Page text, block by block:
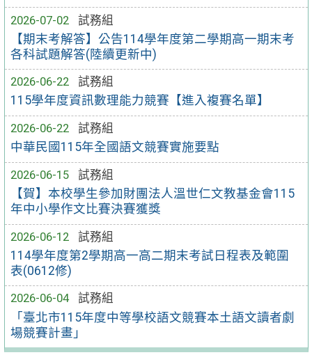
2026-07-02
試務組
【期末考解答】公告114學年度第二學期高一期末考
各科試題解答(陸續更新中)
2026-06-22
試務組
115學年度資訊數理能力競賽【進入複賽名單】
2026-06-22
試務組
中華民國115年全國語文競賽實施要點
2026-06-15
試務組
【賀】本校學生參加財團法人溫世仁文教基金會115
年中小學作文比賽決賽獲獎
2026-06-12
試務組
114學年度第2學期高一高二期末考試日程表及範圍
表(0612修)
2026-06-04
試務組
「臺北市115年度中等學校語文競賽本土語文讀者劇
場競賽計畫」